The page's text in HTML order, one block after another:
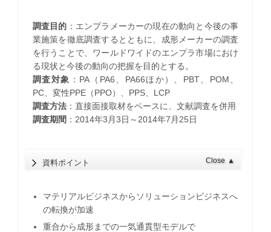
調査目的 ：エンプラメーカーの現在の動向と今後の事
業施策を徹底調査するとともに、成形メーカーの調査
を行うことで、ワールドワイドのエンプラ市場におけ
る現状と今後の動向の把握を目的とする。
調査対象 ：PA（PA6、PA66ほか）、PBT、POM、
PC、変性PPE（PPO）、PPS、LCP
調査方法：直接面接取材をベースに、文献調査を併用
調査期間 ：2014年3月3日～2014年7月25日
資料ポイント Close ▲
マテリアルビジネスからソリューションビジネスへ
の転換が加速
重合から成形までの一気通貫型モデルで